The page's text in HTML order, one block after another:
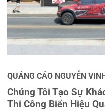
QUẢNG CÁO NGUYỄN
Chúng Tôi Tạo Sự
Thi Công Biển Hiệu